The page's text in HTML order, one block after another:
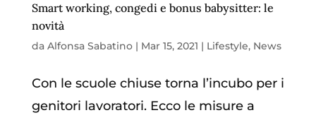
Smart working, congedi e bonus babysitter: le
novità
da Alfonsa Sabatino| Mar 15, 2021 | Lifestyle, News
Con le scuole chiuse torna l’incubo per i
genitori lavoratori. Ecco le misure a